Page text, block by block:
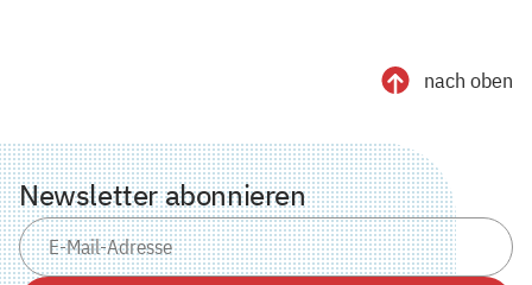
nach oben
Newsletter abonnieren